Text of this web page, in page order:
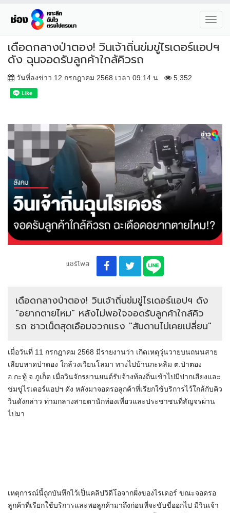
เดือดกลางป่าตอง! วินเจ้าถิ่นข่มขู่ไรเดอร์แอปฯ
ดัง ฉุนจอดรับลูกค้าใกล้คิวรถ
วันที่ลงข่าว 12 กรกฎาคม 2568 เวลา 09:14 น. 5,352
แชร์โพส
เดือดกลางป่าตอง! วินเจ้าถิ่นข่มขู่ไรเดอร์แอปฯ ดัง
"อยากตายไหม" หลังไม่พอใจจอดรับลูกค้าใกล้คิว
รถ ชาวเน็ตสุดเอือมจวกแรง "สันดานไม่เคยเปลี่ยน"
เมื่อวันที่ 11 กรกฎาคม 2568 มีรายงานว่า เกิดเหตุวุ่นวายบนถนนสาย
เลียบหาดป่าตอง ใกล้วงเวียนโลมา ทางไปบ้านกะหลิม ต.ป่าตอง
อ.กะทู้ จ.ภูเก็ต เมื่อวินจักรยานยนต์รับจ้างท้องถิ่นเข้าไปมีปากเสียงและ
ข่มขู่ไรเดอร์แอปฯ ดัง หลังมาจอดรอลูกค้าที่เรียกใช้บริการไว้ใกล้กับคิว
วินดังกล่าว ท่ามกลางสายตานักท่องเที่ยวและประชาชนที่สัญจรผ่าน
ไปมา
เหตุการณ์นี้ถูกบันทึกไว้เป็นคลิปวิดีโอจากฝั่งของไรเดอร์ ขณะจอดรอ
ลูกค้าที่เรียกใช้บริการและพอลูกค้ามาถึงก่อนที่จะขับขี่ออกไป มีวินเจ้า